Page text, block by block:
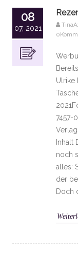
08
07, 2021
Ulrike
7457-
Inhalt
noch
alles:
der
Doch